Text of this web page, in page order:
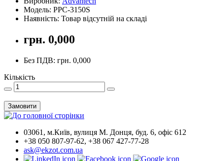
Модель: PPC-3150S
Наявність: Товар відсутній на складі
грн. 0,000
Без ПДВ: грн. 0,000
Кількість
Замовити
03061, м.Київ, вулиця М. Донця, буд. 6, офіс 612
+38 050 807-97-62, +38 067 427-77-28
ask@ekzot.com.ua